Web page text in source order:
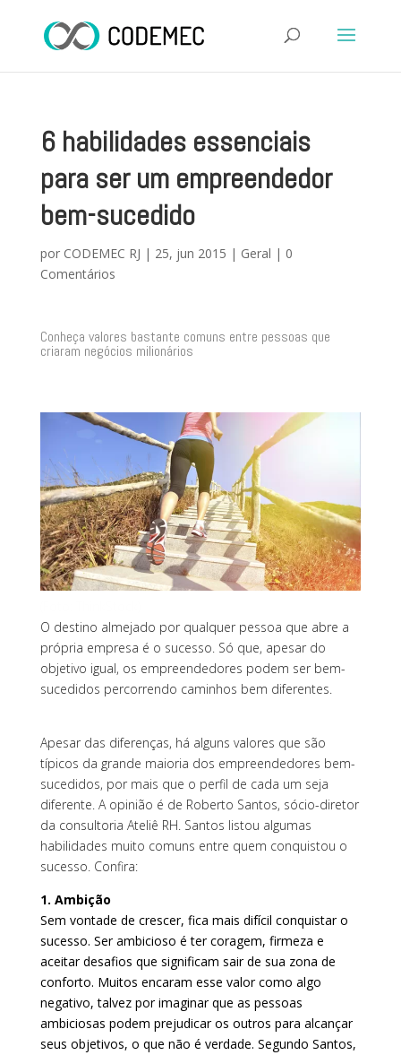
6 habilidades essenciais
para ser um empreendedor
bem-sucedido
por CODEMEC RJ | 25, jun 2015 | Geral | 0
Comentários
Conheça valores bastante comuns entre pessoas que
criaram negócios milionários
O destino almejado por qualquer pessoa que abre a
própria empresa é o sucesso. Só que, apesar do
objetivo igual, os empreendedores podem ser bem-
sucedidos percorrendo caminhos bem diferentes.
Apesar das diferenças, há alguns valores que são
típicos da grande maioria dos empreendedores bem-
sucedidos, por mais que o perfil de cada um seja
diferente. A opinião é de Roberto Santos, sócio-diretor
da consultoria Ateliê RH. Santos listou algumas
habilidades muito comuns entre quem conquistou o
sucesso. Confira:
1. Ambição
Sem vontade de crescer, fica mais difícil conquistar o
sucesso. Ser ambicioso é ter coragem, firmeza e
aceitar desafios que significam sair de sua zona de
conforto. Muitos encaram esse valor como algo
negativo, talvez por imaginar que as pessoas
ambiciosas podem prejudicar os outros para alcançar
seus objetivos, o que não é verdade. Segundo Santos,